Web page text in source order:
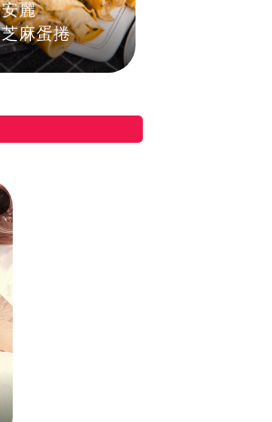
安麗
芝麻蛋捲